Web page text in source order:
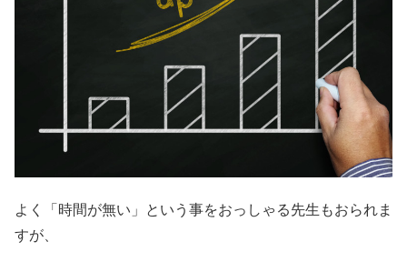
よく「時間が無い」という事をおっしゃる先生もおられま
すが、